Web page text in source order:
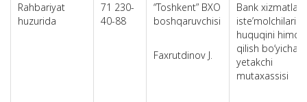
Rahbariyat
huzurida
71 230-
40-88
“Toshkent” BXO
boshqaruvchisi
Faxrutdinov J.
Bank xizmatlari
iste’molchilari
huquqini
qilish bo‘yicha
yetakchi
mutaxassisi